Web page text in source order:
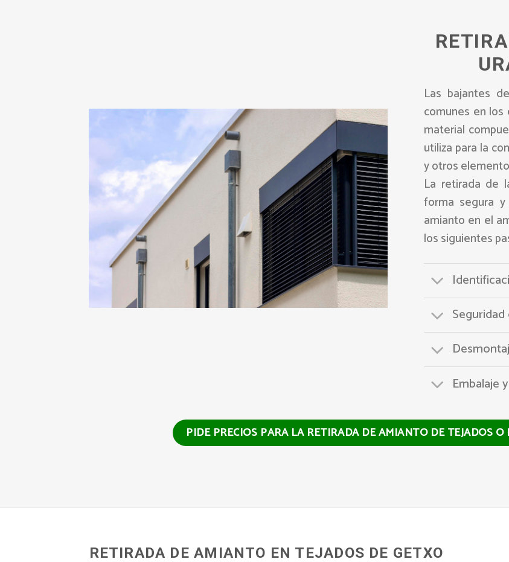
Las bajantes
comunes en
material
utiliza para la
y otros
La retirada de
forma segura
amianto en el
los siguientes
Embalaje
PIDE PRECIOS PARA LA RETIRADA DE AMIANTO DE TEJADOS
RETIRADA DE AMIANTO EN TEJADOS DE GETXO